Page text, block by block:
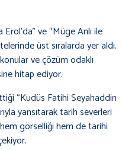
ve “Müge Anlı ile
üst sıralarda yer aldı.
ve çözüm odaklı
hitap ediyor.
“Kudüs Fatihi Seyahaddin
yansıtarak tarih severleri
görselliği hem de tarihi